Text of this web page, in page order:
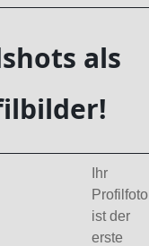
als
Ihr
Profilfoto
ist der
erste